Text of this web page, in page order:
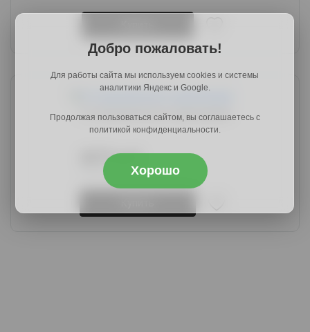
С-9 вишня/агата коричневая
4879 руб.
6050 руб.
Добро пожаловать!
Для работы сайта мы используем cookies и системы
аналитики Яндекс и Google.
Продолжая пользоваться сайтом, вы соглашаетесь с
политикой конфиденциальности.
Хорошо